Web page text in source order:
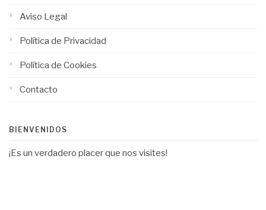
Aviso Legal
Política de Privacidad
Política de Cookies
Contacto
BIENVENIDOS
¡Es un verdadero placer que nos visites!